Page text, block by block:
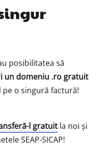
posibilitatea să
un domeniu .ro gratuit
o singură factură!
l gratuit la noi și
SEAP-SICAP!